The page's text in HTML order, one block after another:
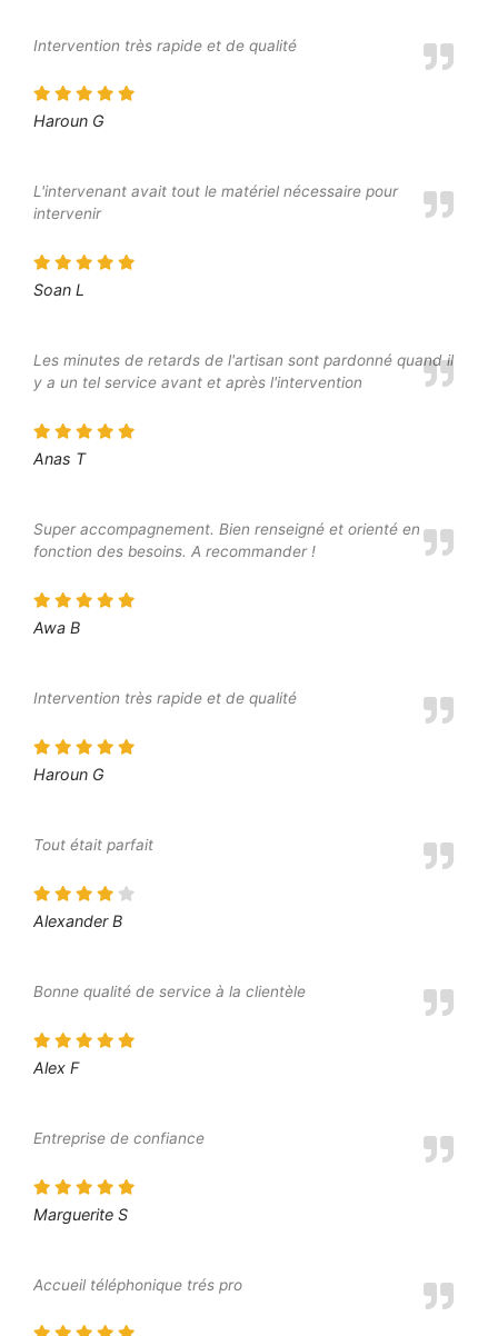
Intervention très rapide et de qualité
Haroun G
L'intervenant avait tout le matériel nécessaire pour
intervenir
Soan L
Les minutes de retards de l'artisan sont pardonné quand il
y a un tel service avant et après l'intervention
Anas T
Super accompagnement. Bien renseigné et orienté en
fonction des besoins. A recommander !
Awa B
Intervention très rapide et de qualité
Haroun G
Tout était parfait
Alexander B
Bonne qualité de service à la clientèle
Alex F
Entreprise de confiance
Marguerite S
Accueil téléphonique trés pro